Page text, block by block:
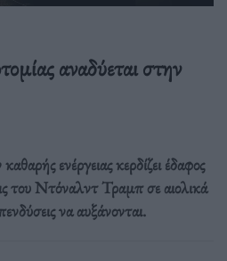
αναδύεται στην
ενέργειας κερδίζει έδαφος
του Ντόναλντ Τραμπ σε αιολικά
να αυξάνονται.